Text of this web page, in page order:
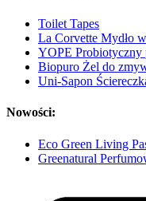
Toilet Tapes
La Corvette Mydło
YOPE Probiotyczny
Biopuro Żel do
Uni-Sapon
Nowości:
Eco Green Living
Greenatural